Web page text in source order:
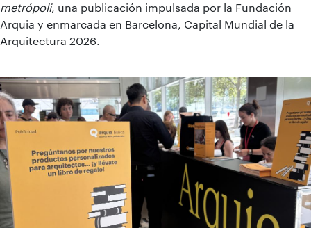
metrópoli, una publicación impulsada por la Fundación
Arquia y enmarcada en Barcelona, Capital Mundial de la
Arquitectura 2026.